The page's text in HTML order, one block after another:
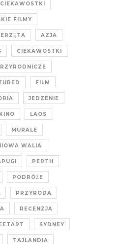
FILMY
AZJA
CIEKAWOSTKI
FILM
JEDZENIE
KINO LAOS
MURALE
WALIA
PERTH
PODRÓŻE
PRZYRODA
RECENZJA
SYDNEY
TAJLANDIA